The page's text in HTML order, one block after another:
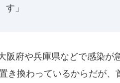
す」
阪府や兵庫県などで感染が
き換わっているからだが、